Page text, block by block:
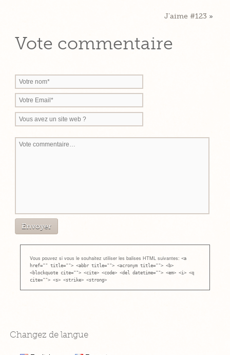
J’aime #123 »
Vote commentaire
Vous pouvez si vous le souhaitez utiliser les balises HTML suivantes: <a
href="" title=""> <abbr title=""> <acronym title=""> <b>
<blockquote cite=""> <cite> <code> <del datetime=""> <em> <i> <q
cite=""> <s> <strike> <strong>
Changez de langue